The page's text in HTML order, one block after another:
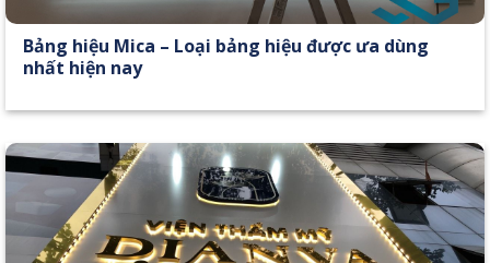
Bảng hiệu Mica – Loại bảng hiệu được ưa dùng
nhất hiện nay